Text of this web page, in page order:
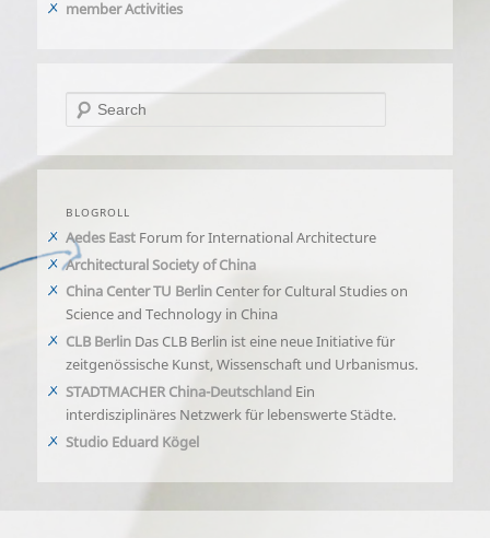
member Activities
Search
BLOGROLL
Aedes East Forum for International Architecture
Architectural Society of China
China Center TU BerlinCenter for Cultural Studies on
Science and Technology in China
CLB Berlin Das CLB Berlin ist eine neue Initiative für
zeitgenössische Kunst, Wissenschaft und Urbanismus.
STADTMACHER China-Deutschland Ein
interdisziplinäres Netzwerk für lebenswerte Städte.
Studio Eduard Kögel